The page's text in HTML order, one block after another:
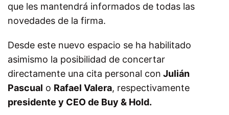
que les mantendrá informados de todas las
novedades de la firma.
Desde este nuevo espacio se ha habilitado
asimismo la posibilidad de concertar
directamente una cita personal con Julián
Pascual o Rafael Valera, respectivamente
presidente y CEO de Buy & Hold.